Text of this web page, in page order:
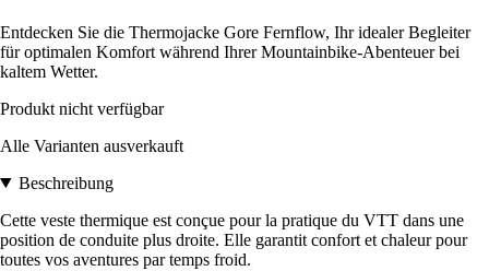
Entdecken Sie die Thermojacke Gore Fernflow, Ihr idealer Begleiter
für optimalen Komfort während Ihrer Mountainbike-Abenteuer bei
kaltem Wetter.
Produkt nicht verfügbar
Alle Varianten ausverkauft
Beschreibung
Cette veste thermique est conçue pour la pratique du VTT dans une
position de conduite plus droite. Elle garantit confort et chaleur pour
toutes vos aventures par temps froid.